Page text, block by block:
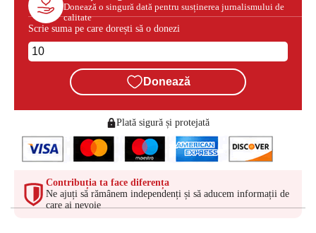
Donează o singură dată pentru susținerea jurnalismului de
calitate
Scrie suma pe care dorești să o donezi
Donează
Plată sigură și protejată
Contribuția ta face diferența
Ne ajuți să rămânem independenți și să aducem informații de
care ai nevoie